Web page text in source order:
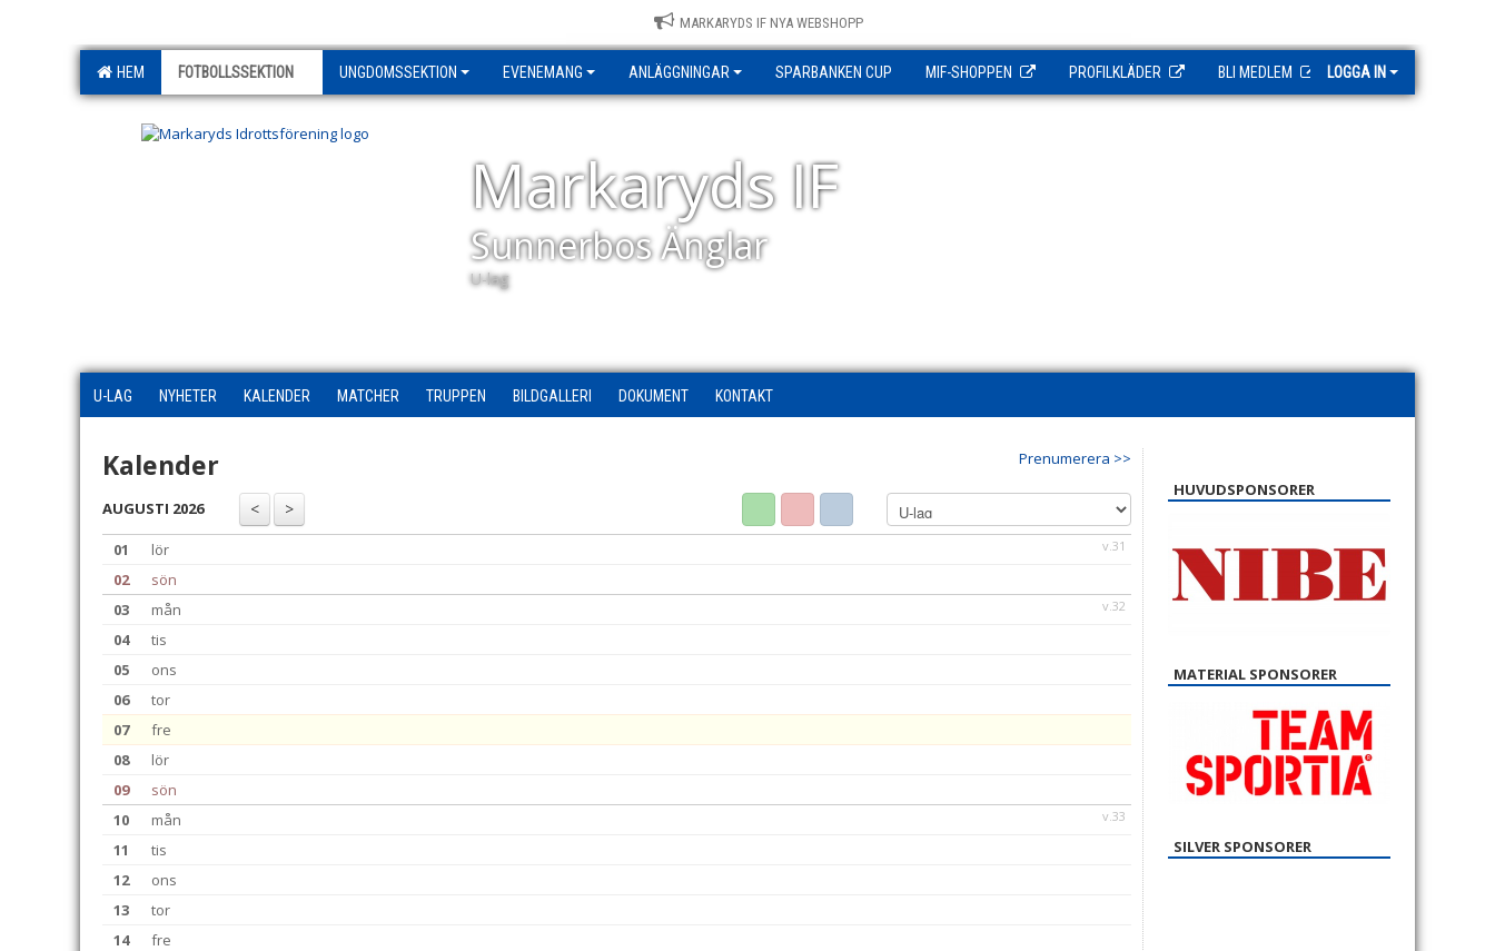
MARKARYDS IF NYA WEBSHOPP
HEM FOTBOLLSSEKTION UNGDOMSSEKTION EVENEMANG ANLÄGGNINGAR SPARBANKEN CUP MIF-SHOPPEN PROFILKLÄDER BLI MEDLEM LOGGA IN
Markaryds IF
Sunnerbos Änglar
U-lag
U-LAG NYHETER KALENDER MATCHER TRUPPEN BILDGALLERI DOKUMENT KONTAKT
Prenumerera >>
Kalender
AUGUSTI 2026
v.31
01
lör
02
sön
v.32
03
mån
04
tis
05
ons
06
tor
07
fre
08
lör
09
sön
v.33
10
mån
11
tis
12
ons
13
tor
14
fre
HUVUDSPONSORER
MATERIAL SPONSORER
SILVER SPONSORER